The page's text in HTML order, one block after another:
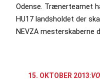
Odense. Trænerteamet
HU17 landsholdet der
NEVZA mesterskaberne
15. OKTOBER 2013: